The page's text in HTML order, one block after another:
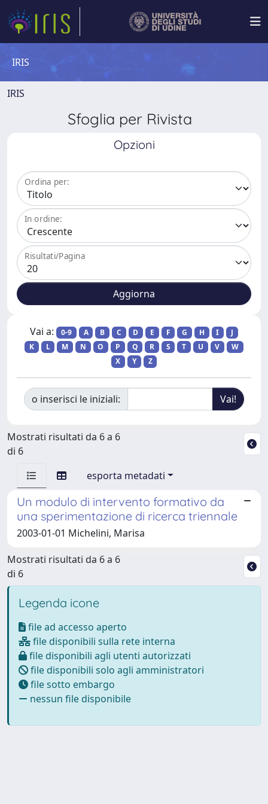
IRIS
IRIS
Sfoglia per Rivista
Opzioni
Ordina per:
In ordine:
Risultati/Pagina
Vai a: 0-9 A B C D E F G H I
J
K
L M N O P Q R S T U V
W
X
Y Z
o inserisci le iniziali:
Mostrati risultati da 6 a 6
di 6
esporta metadati
Un modulo di intervento formativo da
una sperimentazione di ricerca triennale
2003-01-01 Michelini, Marisa
Mostrati risultati da 6 a 6
di 6
Legenda icone
file ad accesso aperto
file disponibili sulla rete interna
file disponibili agli utenti autorizzati
file disponibili solo agli amministratori
file sotto embargo
nessun file disponibile